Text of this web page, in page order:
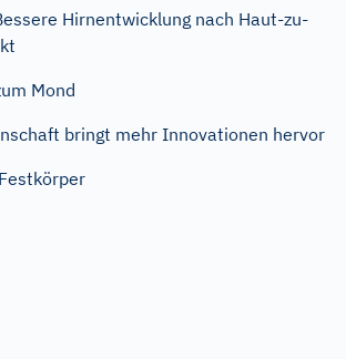
Hirnentwicklung nach Haut-zu-
Mond
bringt mehr Innovationen hervor